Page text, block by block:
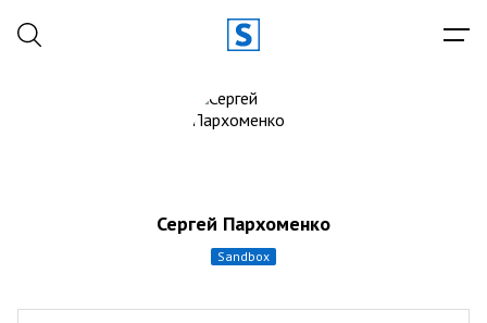
Сергей Пархоменко
sandbox